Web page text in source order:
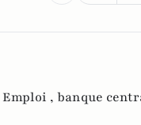
Emploi , banque